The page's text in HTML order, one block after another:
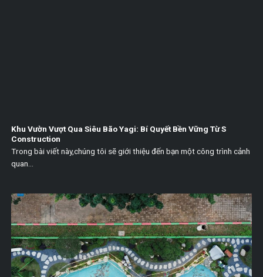
Khu Vườn Vượt Qua Siêu Bão Yagi: Bí Quyết Bền Vững Từ S
Construction
Trong bài viết này,chúng tôi sẽ giới thiệu đến bạn một công trình cảnh
quan...